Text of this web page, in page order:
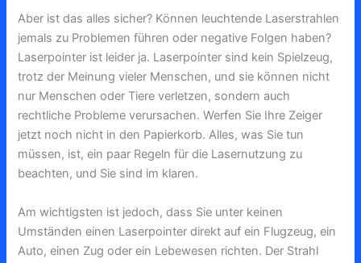
Aber ist das alles sicher? Können leuchtende Laserstrahlen
jemals zu Problemen führen oder negative Folgen haben?
Laserpointer ist leider ja. Laserpointer sind kein Spielzeug,
trotz der Meinung vieler Menschen, und sie können nicht
nur Menschen oder Tiere verletzen, sondern auch
rechtliche Probleme verursachen. Werfen Sie Ihre Zeiger
jetzt noch nicht in den Papierkorb. Alles, was Sie tun
müssen, ist, ein paar Regeln für die Lasernutzung zu
beachten, und Sie sind im klaren.
Am wichtigsten ist jedoch, dass Sie unter keinen
Umständen einen Laserpointer direkt auf ein Flugzeug, ein
Auto, einen Zug oder ein Lebewesen richten. Der Strahl